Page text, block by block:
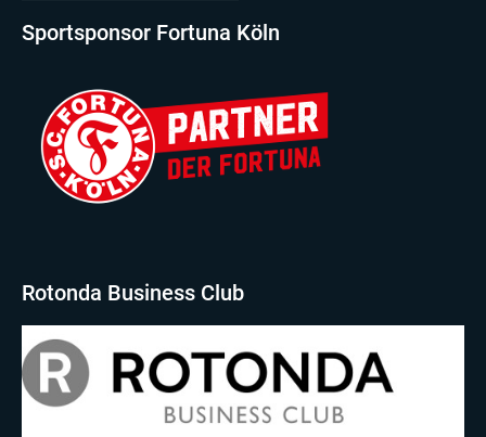
Sportsponsor Fortuna Köln
Rotonda Business Club